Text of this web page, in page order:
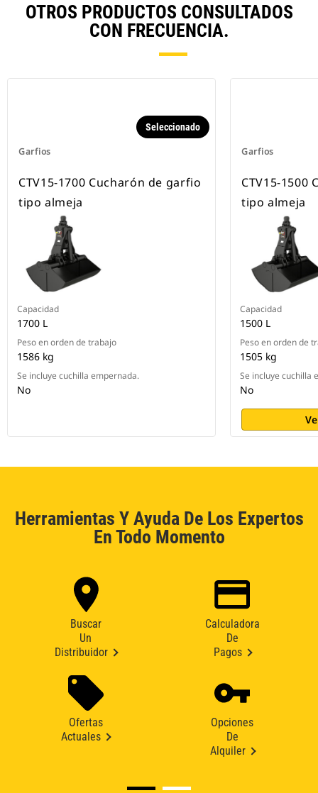
OTROS PRODUCTOS CONSULTADOS
CON FRECUENCIA.
Garfios
Seleccionado
CTV15-1700 Cucharón de garfio
tipo almeja
Capacidad
1700 L
Peso en orden de trabajo
1586 kg
Se incluye cuchilla empernada.
No
Garfios
CTV15-1500
tipo almeja
Capacidad
1500 L
Peso en orden de
1505 kg
Se incluye cuchilla
No
Herramientas Y Ayuda De Los Expertos
En Todo Momento
Buscar
Un
Distribuidor
Calculadora
De
Pagos
Ofertas
Actuales
Opciones
De
Alquiler